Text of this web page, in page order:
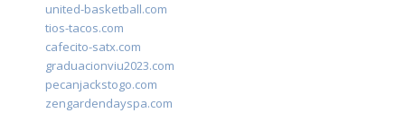
united-basketball.com
tios-tacos.com
cafecito-satx.com
graduacionviu2023.com
pecanjackstogo.com
zengardendayspa.com